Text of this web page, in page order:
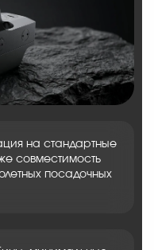
на стандартные
совместимость
посадочных